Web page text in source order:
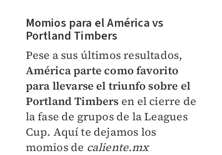
Momios para el América vs
Portland Timbers
Pese a sus últimos resultados,
América parte como favorito
para llevarse el triunfo sobre el
Portland Timbers en el cierre de
la fase de grupos de la Leagues
Cup. Aquí te dejamos los
momios de caliente.mx